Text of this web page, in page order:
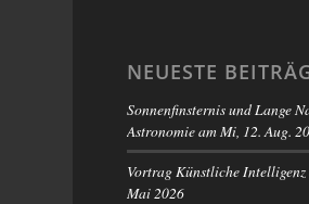
NEUESTE
Sonnenfinsternis und Lange
Astronomie am Mi, 12. Aug.
Vortrag Künstliche Intelligenz
Mai 2026